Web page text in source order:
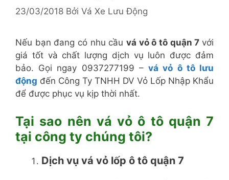
23/03/2018 Bởi Vá Xe Lưu Động
Nếu bạn đang có nhu cầu vá vỏ ô tô quận 7 với
giá tốt và chất lượng dịch vụ luôn được đảm
bảo. Gọi ngay 0937277199 –vá vỏ ô tô lưu
động đến Công Ty TNHH DV Vỏ Lốp Nhập Khẩu
để được phục vụ kịp thời nhất.
Tại sao nên vá vỏ ô tô quận 7
tại công ty chúng tôi?
Dịch vụ vá vỏ lốp ô tô quận 7